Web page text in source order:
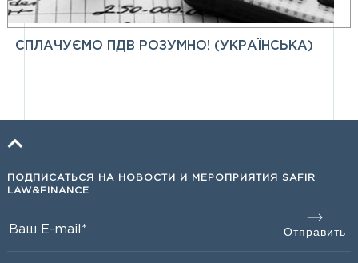
СПЛАЧУЄМО ПДВ РОЗУМНО! (УКРАЇНСЬКА)
ПОДПИСАТЬСЯ НА НОВОСТИ И МЕРОПРИЯТИЯ SAFIR
LAW&FINANCE